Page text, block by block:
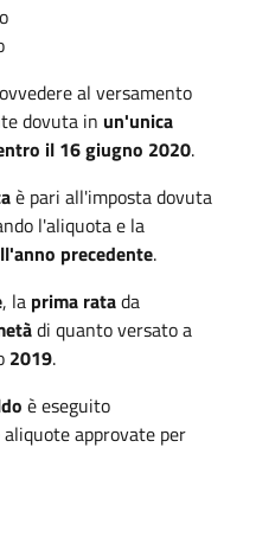
al versamento
dovuta in un'unica
il 16 giugno 2020.
è pari all'imposta dovuta
l'aliquota e la
precedente.
, la prima ratada
di quanto versato a
2019.
è eseguito
approvate per